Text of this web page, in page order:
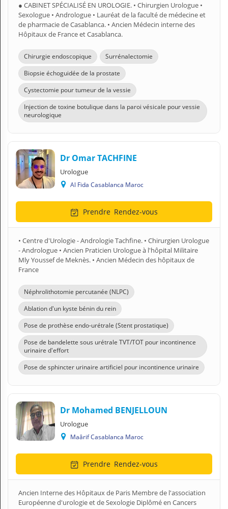
● CABINET SPÉCIALISÉ EN UROLOGIE. • Chirurgien Urologue •
Sexologue • Andrologue • Lauréat de la faculté de médecine et
de pharmacie de Casablanca. • Ancien Médecin interne des
Hôpitaux de France et Casablanca.
Chirurgie endoscopique
Surrénalectomie
Biopsie échoguidée de la prostate
Cystectomie pour tumeur de la vessie
Injection de toxine botulique dans la paroi vésicale pour vessie
neurologique
Dr Omar TACHFINE
Urologue
Al Fida Casablanca Maroc
Prendre Rendez-vous
• Centre d'Urologie - Andrologie Tachfine. • Chirurgien Urologue
- Andrologue • Ancien Praticien Urologue à l'hôpital Militaire
Mly Youssef de Meknès. • Ancien Médecin des hôpitaux de
France
Néphrolithotomie percutanée (NLPC)
Ablation d'un kyste bénin du rein
Pose de prothèse endo-urétrale (Stent prostatique)
Pose de bandelette sous urétrale TVT/TOT pour incontinence
urinaire d'effort
Pose de sphincter urinaire artificiel pour incontinence urinaire
Dr Mohamed BENJELLOUN
Urologue
Maârif Casablanca Maroc
Prendre Rendez-vous
Ancien Interne des Hôpitaux de Paris Membre de l'association
Européenne d'urologie et de Sexologie Diplômé en Cancers